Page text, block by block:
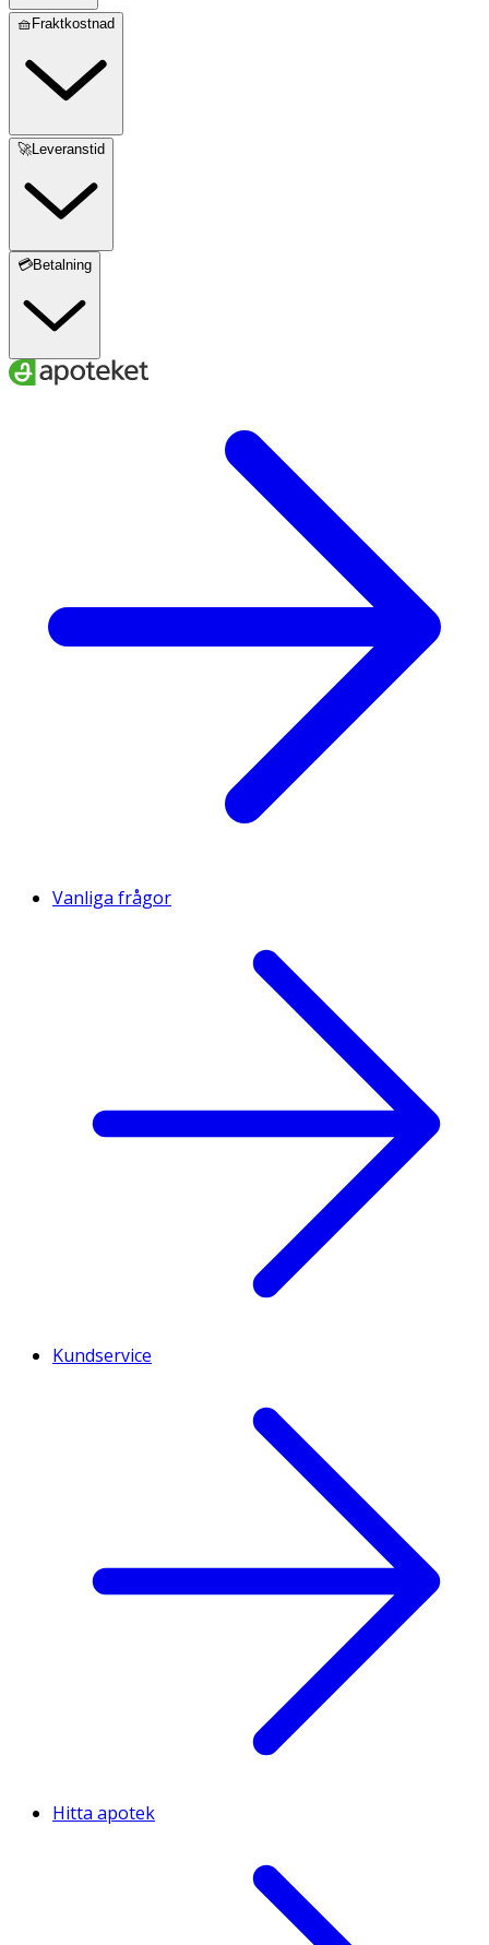
🧺Fraktkostnad
🚀Leveranstid
💳Betalning
Vanliga frågor
Kundservice
Hitta apotek